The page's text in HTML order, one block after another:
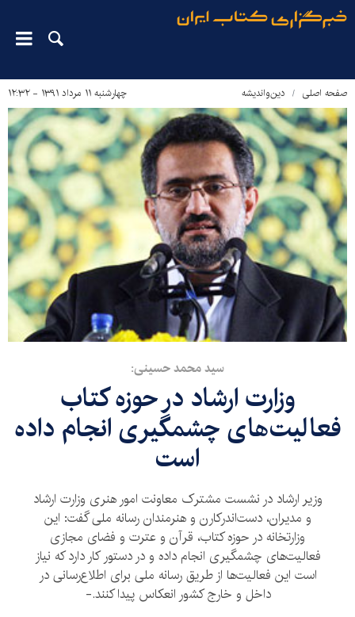
صفحه اصلی دین‌واندیشه چهارشنبه ۱۱ مرداد ۱۳۹۱ - ۱۲:۳۲
سید محمد حسینی:
وزارت ارشاد در حوزه کتاب
فعالیت‌های چشمگیری انجام داده
است
وزیر ارشاد در نشست مشترک معاونت امور هنری وزارت ارشاد
و مدیران، دست‌اندرکارن و هنرمندان رسانه ملی گفت: این
وزارتخانه در حوزه کتاب، قرآن و عترت و فضای مجازی
فعالیت‌های چشمگیری انجام داده و در دستور کار دارد که نیاز
است این فعالیت‌ها از طریق رسانه ملی برای اطلاع‌رسانی در
داخل و خارج کشور انعکاس پیدا کنند.-